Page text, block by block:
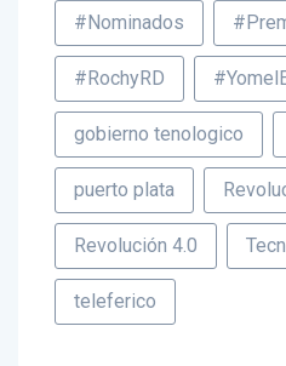
#Nominados
#RochyRD
gobierno tenologico
puerto plata
Revolución 4.0
teleferico